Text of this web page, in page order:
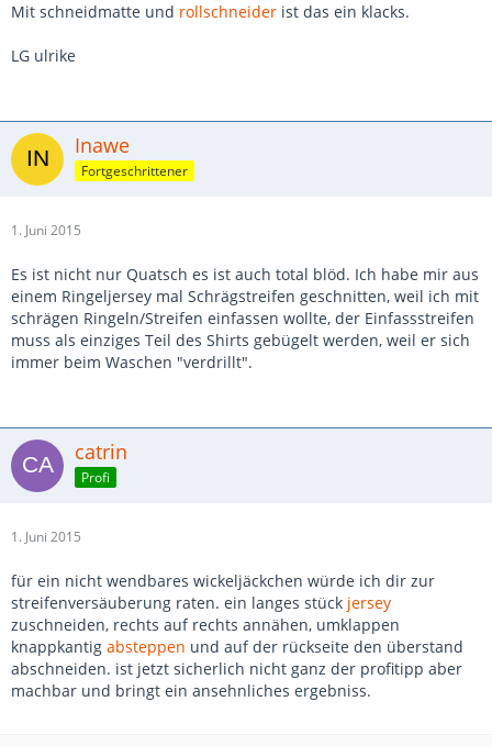
Mit schneidmatte und rollschneider ist das ein klacks.
LG ulrike
Inawe
Fortgeschrittener
1. Juni 2015
Es ist nicht nur Quatsch es ist auch total blöd. Ich habe mir aus
einem Ringeljersey mal Schrägstreifen geschnitten, weil ich mit
schrägen Ringeln/Streifen einfassen wollte, der Einfassstreifen
muss als einziges Teil des Shirts gebügelt werden, weil er sich
immer beim Waschen "verdrillt".
catrin
Profi
1. Juni 2015
für ein nicht wendbares wickeljäckchen würde ich dir zur
streifenversäuberung raten. ein langes stück jersey
zuschneiden, rechts auf rechts annähen, umklappen
knappkantig absteppen und auf der rückseite den überstand
abschneiden. ist jetzt sicherlich nicht ganz der profitipp aber
machbar und bringt ein ansehnliches ergebniss.